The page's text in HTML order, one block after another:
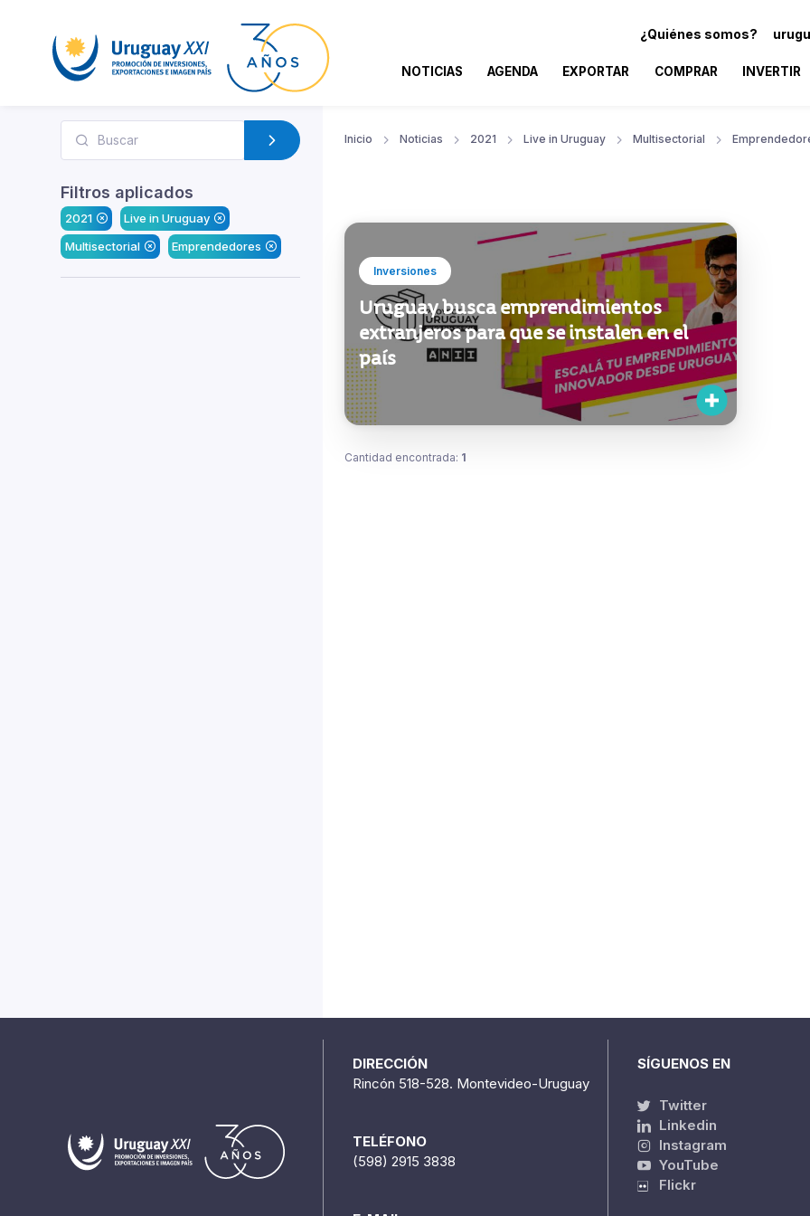
¿Quiénes somos?
NOTICIAS AGENDA EXPORTAR COMPRAR INVERTIR
Filtros aplicados
2021
Live in Uruguay
Multisectorial
Emprendedores
Inicio Noticias 2021 Live in Uruguay Multisectorial
Inversiones
Uruguay busca emprendimientos
extranjeros para que se instalen en el
país
Cantidad encontrada: 1
DIRECCIÓN
Rincón 518-528. Montevideo-Uruguay
TELÉFONO
(598) 2915 3838
SÍGUENOS EN
Twitter
Linkedin
Instagram
YouTube
Flickr